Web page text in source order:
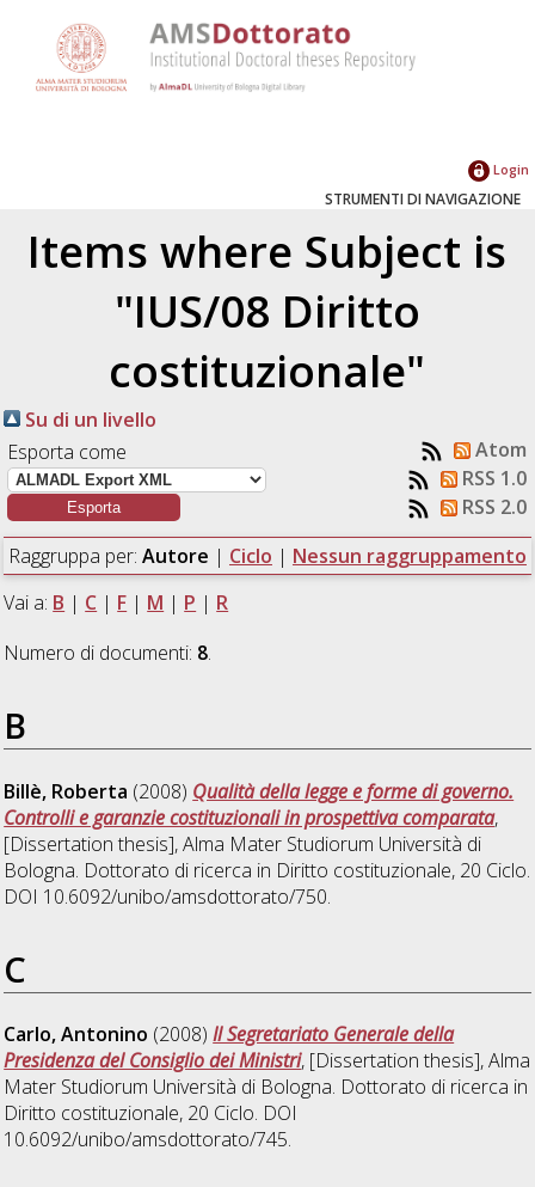
Login
STRUMENTI DI NAVIGAZIONE
Items where Subject is
"IUS/08 Diritto
costituzionale"
Su di un livello
Esporta come
Atom
RSS 1.0
RSS 2.0
Raggruppa per: Autore | Ciclo | Nessun raggruppamento
Vai a: B | C | F | M | P | R
Numero di documenti: 8.
B
Billè, Roberta (2008) Qualità della legge e forme di governo.
Controlli e garanzie costituzionali in prospettiva comparata,
[Dissertation thesis], Alma Mater Studiorum Università di
Bologna. Dottorato di ricerca in Diritto costituzionale, 20 Ciclo.
DOI 10.6092/unibo/amsdottorato/750.
C
Carlo, Antonino (2008)Il Segretariato Generale della
Presidenza del Consiglio dei Ministri, [Dissertation thesis], Alma
Mater Studiorum Università di Bologna. Dottorato di ricerca in
Diritto costituzionale, 20 Ciclo. DOI
10.6092/unibo/amsdottorato/745.